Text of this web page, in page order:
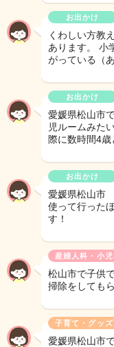
お出かけ
くわしい方教
あります。 小
がっている（
お出かけ
愛媛県松山市
児ルームみた
際に数時間4
お出かけ
愛媛県松山市
使って行った
す！
産婦人科・小児
松山市で子供
掃除をしても
子育て・グッズ
愛媛県松山市